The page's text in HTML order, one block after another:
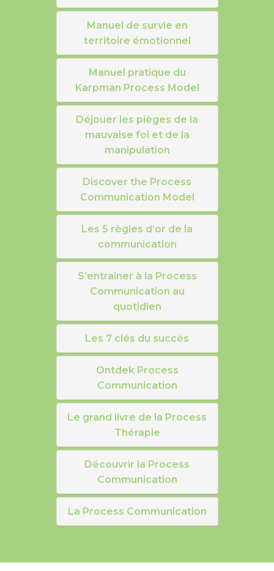
Manuel de survie en
territoire émotionnel
Manuel pratique du
Karpman Process Model
Déjouer les pièges de la
mauvaise foi et de la
manipulation
Discover the Process
Communication Model
Les 5 règles d’or de la
communication
S’entraîner à la Process
Communication au
quotidien
Les 7 clés du succès
Ontdek Process
Communication
Le grand livre de la Process
Thérapie
Découvrir la Process
Communication
La Process Communication